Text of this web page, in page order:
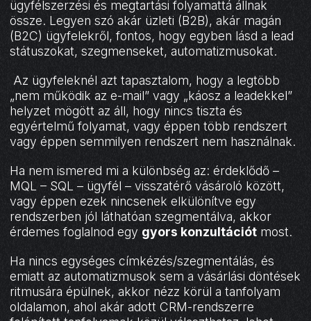
ügyfélszerzési és megtartási folyamattá állnak
össze. Legyen szó akár üzleti (B2B), akár magán
(B2C) ügyfelekről, fontos, hogy egyben lásd a lead
státuszokat, szegmenseket, automatizmusokat.
Az ügyfeleknél azt tapasztalom, hogy a legtöbb
„nem működik az e-mail” vagy „káosz a leadekkel”
helyzet mögött az áll, hogy nincs tiszta és
egyértelmű folyamat, vagy éppen több rendszert
vagy éppen semmilyen rendszert nem használnak.
Ha nem ismered mi a különbség az: érdeklődő –
MQL – SQL – ügyfél – visszatérő vásároló között,
vagy éppen ezek nincsenek elkülönítve egy
rendszerben jól láthatóan szegmentálva, akkor
érdemes foglalnod egy gyors konzultációt most.
Ha nincs egységes címkézés/szegmentálás, és
emiatt az automatizmusok sem a vásárlási döntések
ritmusára épülnek, akkor nézz körül a tanfolyam
oldalamon, ahol akár adott CRM-rendszerre